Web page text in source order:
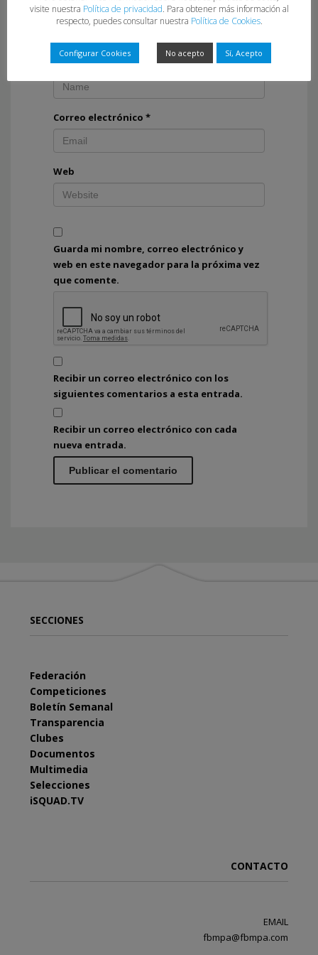
Nombre*
Correo electrónico *
Web
Guarda mi nombre, correo electrónico y
web en este navegador para la próxima vez
que comente.
Recibir un correo electrónico con los
siguientes comentarios a esta entrada.
Recibir un correo electrónico con cada
nueva entrada.
SECCIONES
Federación
Competiciones
Boletín Semanal
Transparencia
Clubes
Documentos
Multimedia
Selecciones
iSQUAD.TV
CONTACTO
EMAIL
fbmpa@fbmpa.com
visite nuestra Política de privacidad. Para obtener más información al
respecto, puedes consultar nuestra Política de Cookies.
Configurar Cookies No acepto Sí, Acepto